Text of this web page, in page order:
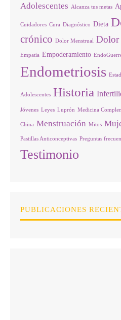
Adolescentes Alcanza tus metas
Cuidadores Cura Diagnóstico Dieta
crónico Dolor Menstrual Dolor
Empatía Empoderamiento
Endometriosis
Adolescentes Historia
Jóvenes Leyes Luprón Medicina
China Menstruación Mitos
Pastillas Anticonceptivas Preguntas
Testimonio
PUBLICACIONES